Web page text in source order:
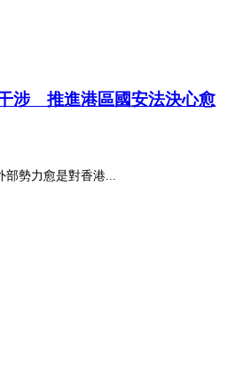
涉 推進港區國安法決心愈
部勢力愈是對香港...